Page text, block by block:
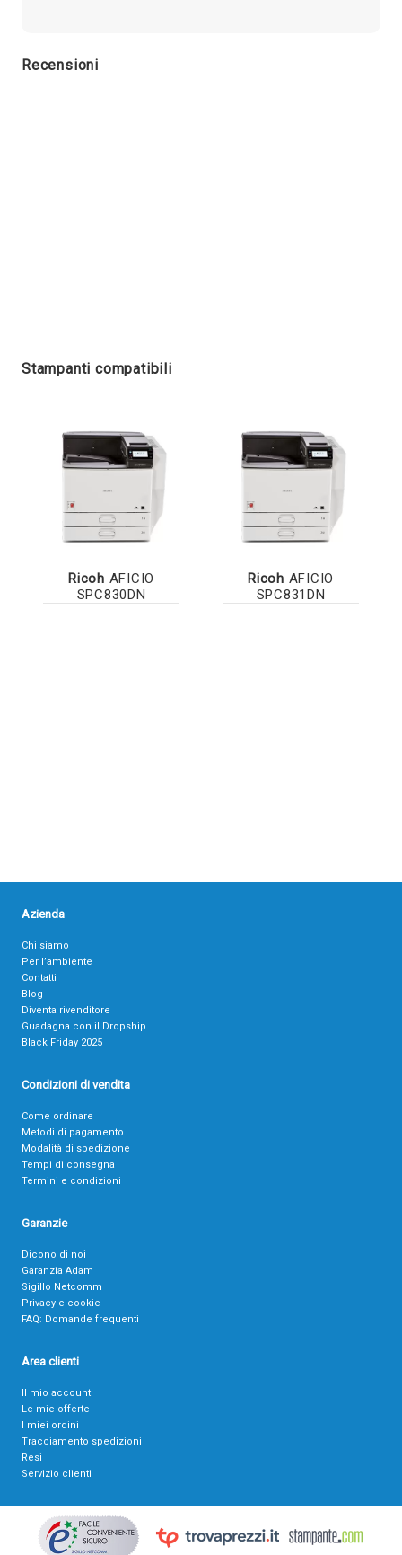
Recensioni
Stampanti compatibili
Ricoh AFICIO
SPC830DN
Ricoh AFICIO
SPC831DN
Azienda
Chi siamo
Per l’ambiente
Contatti
Blog
Diventa rivenditore
Guadagna con il Dropship
Black Friday 2025
Condizioni di vendita
Come ordinare
Metodi di pagamento
Modalità di spedizione
Tempi di consegna
Termini e condizioni
Garanzie
Dicono di noi
Garanzia Adam
Sigillo Netcomm
Privacy e cookie
FAQ: Domande frequenti
Area clienti
Il mio account
Le mie offerte
I miei ordini
Tracciamento spedizioni
Resi
Servizio clienti